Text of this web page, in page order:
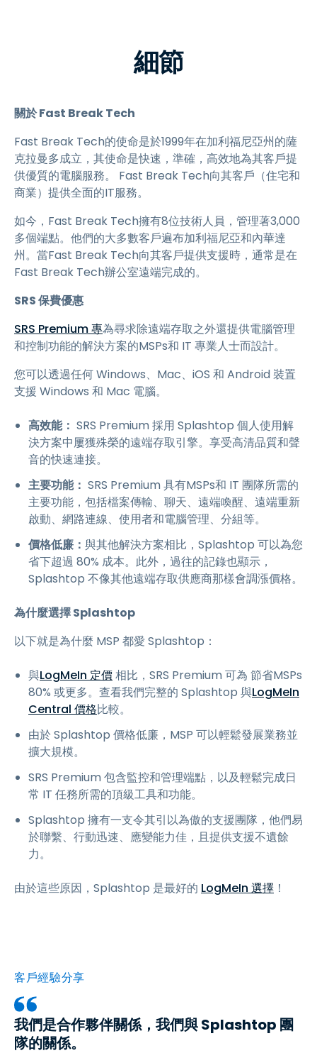
細節
關於 Fast Break Tech
Fast Break Tech的使命是於1999年在加利福尼亞州的薩
克拉曼多成立，其使命是快速，準確，高效地為其客戶提
供優質的電腦服務。 Fast Break Tech向其客戶（住宅和
商業）提供全面的IT服務。
如今，Fast Break Tech擁有8位技術人員，管理著3,000
多個端點。他們的大多數客戶遍布加利福尼亞和內華達
州。當Fast Break Tech向其客戶提供支援時，通常是在
Fast Break Tech辦公室遠端完成的。
SRS 保費優惠
SRS Premium 專為尋求除遠端存取之外還提供電腦管理
和控制功能的解決方案的MSPs和 IT 專業人士而設計。
您可以透過任何 Windows、Mac、iOS 和 Android 裝置
支援 Windows 和 Mac 電腦。
高效能： SRS Premium 採用 Splashtop 個人使用解
決方案中屢獲殊榮的遠端存取引擎。享受高清品質和聲
音的快速連接。
主要功能： SRS Premium 具有MSPs和 IT 團隊所需的
主要功能，包括檔案傳輸、聊天、遠端喚醒、遠端重新
啟動、網路連線、使用者和電腦管理、分組等。
價格低廉： 與其他解決方案相比，Splashtop 可以為您
省下超過 80% 成本。此外，過往的記錄也顯示，
Splashtop 不像其他遠端存取供應商那樣會調漲價格。
為什麼選擇 Splashtop
以下就是為什麼 MSP 都愛 Splashtop：
與LogMeIn 定價相比，SRS Premium 可為 節省MSPs
80% 或更多。查看我們完整的 Splashtop 與LogMeIn
Central 價格比較。
由於 Splashtop 價格低廉，MSP 可以輕鬆發展業務並
擴大規模。
SRS Premium 包含監控和管理端點，以及輕鬆完成日
常 IT 任務所需的頂級工具和功能。
Splashtop 擁有一支令其引以為傲的支援團隊，他們易
於聯繫、行動迅速、應變能力佳，且提供支援不遺餘
力。
由於這些原因，Splashtop 是最好的 LogMeIn 選擇 ！
客戶經驗分享
我們是合作夥伴關係，我們與 Splashtop 團
隊的關係。